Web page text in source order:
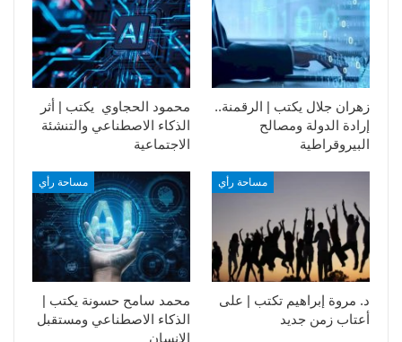
محمود الحجاوي يكتب | أثر
الذكاء الاصطناعي والتنشئة
الاجتماعية
زهران جلال يكتب | الرقمنة..
إرادة الدولة ومصالح
البيروقراطية
مساحة رأي
محمد سامح حسونة يكتب |
الذكاء الاصطناعي ومستقبل
الإنسان
مساحة رأي
د. مروة إبراهيم تكتب | على
أعتاب زمن جديد